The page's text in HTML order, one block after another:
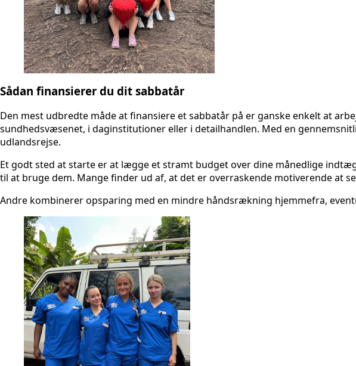
Sådan finansierer du dit sabbatår
Den mest udbredte måde at finansiere et sabbatår på er ganske enkelt at
sundhedsvæsenet, i daginstitutioner eller i detailhandlen. Med en
udlandsrejse.
Et godt sted at starte er at lægge et stramt budget over dine månedlige
til at bruge dem. Mange finder ud af, at det er overraskende motiverende at
Andre kombinerer opsparing med en mindre håndsrækning hjemmefra,